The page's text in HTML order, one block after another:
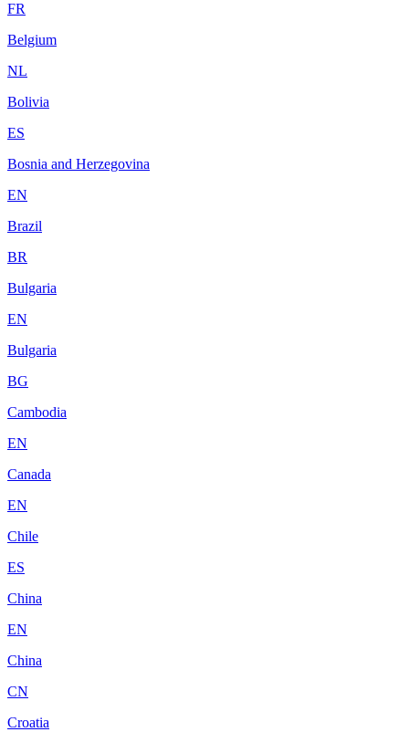
FR
Belgium
NL
Bolivia
ES
Bosnia and Herzegovina
EN
Brazil
BR
Bulgaria
EN
Bulgaria
BG
Cambodia
EN
Canada
EN
Chile
ES
China
EN
China
CN
Croatia